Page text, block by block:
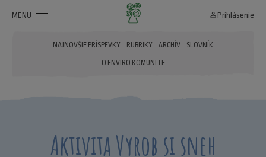
MENU person_outline Prihlásenie
NAJNOVŠIE PRÍSPEVKY RUBRIKY ARCHÍV SLOVNÍK
O ENVIRO KOMUNITE
Aktivita Vyrob si sneh